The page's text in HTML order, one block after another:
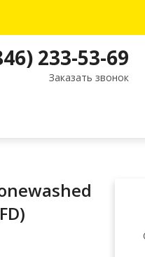
233-53-69
Заказать звонок